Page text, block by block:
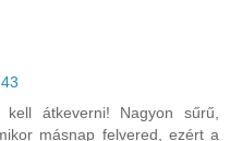
átkeverni! Nagyon sűrű,
másnap felvered, ezért a